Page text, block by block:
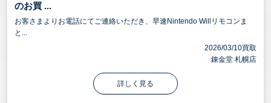
のお買 ...
お客さまよりお電話にてご連絡いただき、早速Nintendo Willリモコンま
と...
2026/03/10買取
錬金堂 札幌店
詳しく見る